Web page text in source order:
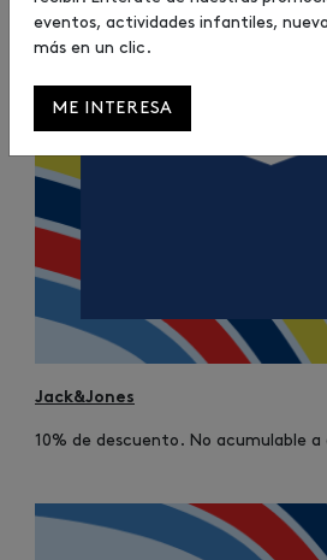
Jack&Jones
10% de descuento. No acumulable
Image
eventos, actividades infantiles,
más en un clic.
ME INTERESA